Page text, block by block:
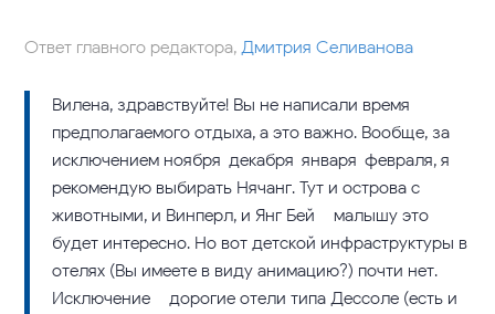
Ответ главного редактора,Дмитрия Селиванова
Вилена, здравствуйте! Вы не написали время
предполагаемого отдыха, а это важно. Вообще, за
исключением ноября-декабря-января-февраля, я
рекомендую выбирать Нячанг. Тут и острова с
животными, и Винперл, и Янг Бей – малышу это
будет интересно. Но вот детской инфраструктуры в
отелях (Вы имеете в виду анимацию?) почти нет.
Исключение – дорогие отели типа Дессоле (есть и